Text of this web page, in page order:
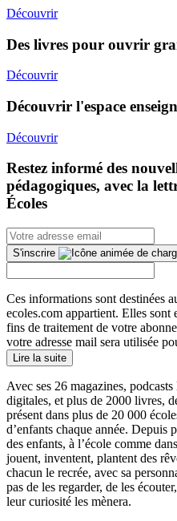
Découvrir
Des livres pour ouvrir
Découvrir
Découvrir l'espace
Découvrir
Restez informé des
pédagogiques, avec la
Écoles
S'inscrire
Ces informations sont destinées
ecoles.com appartient. Elles sont
fins de traitement de votre
votre adresse mail sera utilisée
Lire la suite
Avec ses 26 magazines,
digitales, et plus de 2000 livres,
présent dans plus de 20 000
d’enfants chaque année. Depuis
des enfants, à l’école comme
jouent, inventent, plantent des
chacun le recrée, avec sa
pas de les regarder, de les
leur curiosité les mènera.